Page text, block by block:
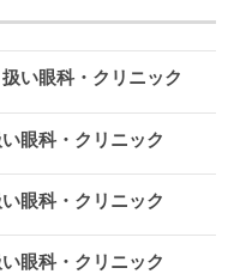
い眼科・クリニック
眼科・クリニック
眼科・クリニック
眼科・クリニック